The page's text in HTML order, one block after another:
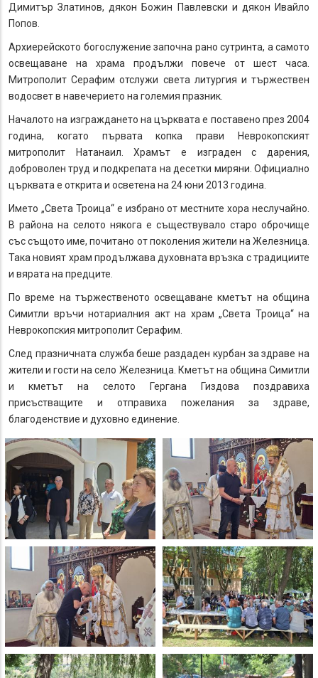
Димитър Златинов, дякон Божин Павлевски и дякон Ивайло
Попов.
Архиерейското богослужение започна рано сутринта, а самото
освещаване на храма продължи повече от шест часа.
Митрополит Серафим отслужи света литургия и тържествен
водосвет в навечерието на големия празник.
Началото на изграждането на църквата е поставено през 2004
година, когато първата копка прави Неврокопският
митрополит Натанаил. Храмът е изграден с дарения,
доброволен труд и подкрепата на десетки миряни. Официално
църквата е открита и осветена на 24 юни 2013 година.
Името „Света Троица“ е избрано от местните хора неслучайно.
В района на селото някога е съществувало старо оброчище
със същото име, почитано от поколения жители на Железница.
Така новият храм продължава духовната връзка с традициите
и вярата на предците.
По време на тържественото освещаване кметът на община
Симитли връчи нотариалния акт на храм „Света Троица“ на
Неврокопския митрополит Серафим.
След празничната служба беше раздаден курбан за здраве на
жители и гости на село Железница. Кметът на община Симитли
и кметът на селото Гергана Гиздова поздравиха
присъстващите и отправиха пожелания за здраве,
благоденствие и духовно единение.